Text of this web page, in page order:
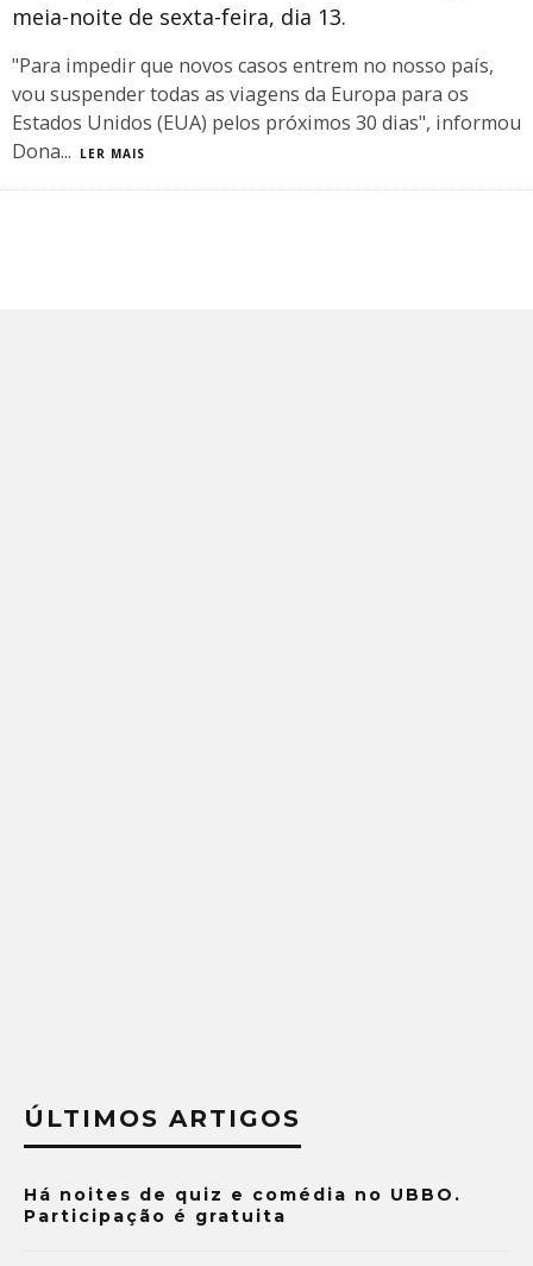
meia-noite de sexta-feira, dia 13.
"Para impedir que novos casos entrem no nosso país,
vou suspender todas as viagens da Europa para os
Estados Unidos (EUA) pelos próximos 30 dias", informou
Dona... LER MAIS
ÚLTIMOS ARTIGOS
Há noites de quiz e comédia no UBBO.
Participação é gratuita